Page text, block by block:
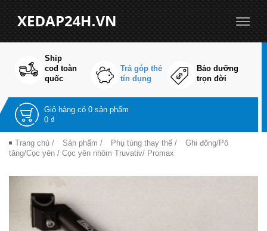
Ship
cod toàn
quốc
Trả góp thẻ
tín dụng
Bảo dưỡng
trọn đời
Giỏ hàng có 0 sản phẩm
0 ₫
Trang chủ / Sản phẩm / Phụ tùng thay thế /
Ghi đông/Pô
tăng/Cọc yên / Cọc yên nhôm Truvativ/ Promax